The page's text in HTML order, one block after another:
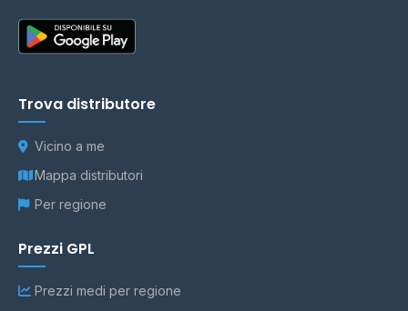
Trova distributore
Vicino a me
Mappa distributori
Per regione
Prezzi GPL
Prezzi medi per regione